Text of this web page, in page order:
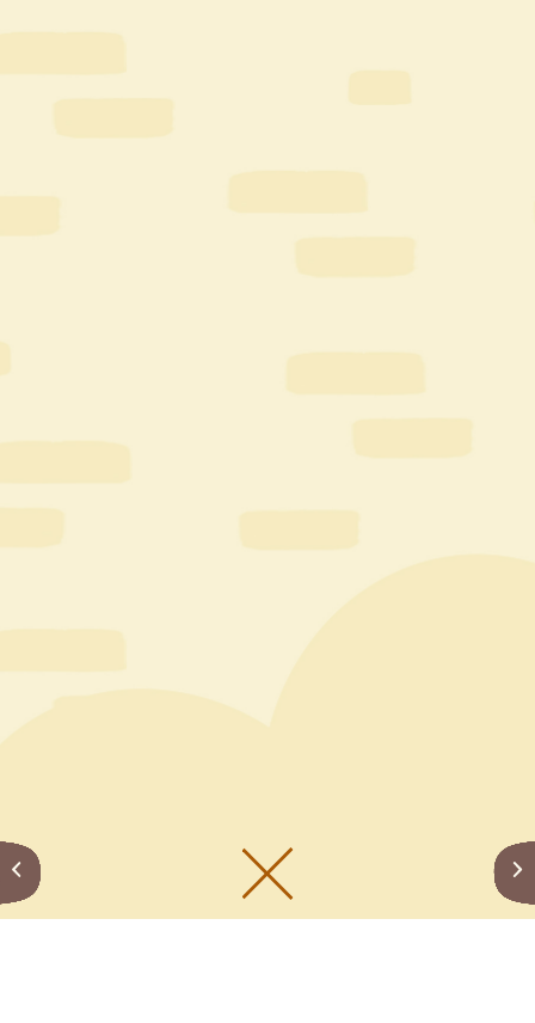
メニューをひらく
公式SNS一覧